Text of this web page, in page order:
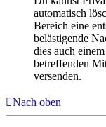
automatisch
Bereich eine
belästigende
dies auch
betreffenden
versenden.
Nach oben